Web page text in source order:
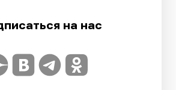
на нас